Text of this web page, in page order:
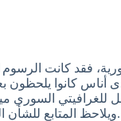
فقد كانت الرسوم
أناس كانوا يلحظون
للغرافيتي السوري
المتابع